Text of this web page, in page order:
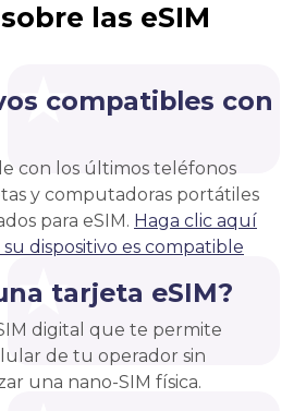
las eSIM
compatibles con
con los últimos teléfonos
y computadoras portátiles
para eSIM. Haga clic aquí
dispositivo es compatible
tarjeta eSIM?
digital que te permite
de tu operador sin
una nano-SIM física.